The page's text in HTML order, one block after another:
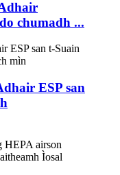
chumadh ...
ESP san